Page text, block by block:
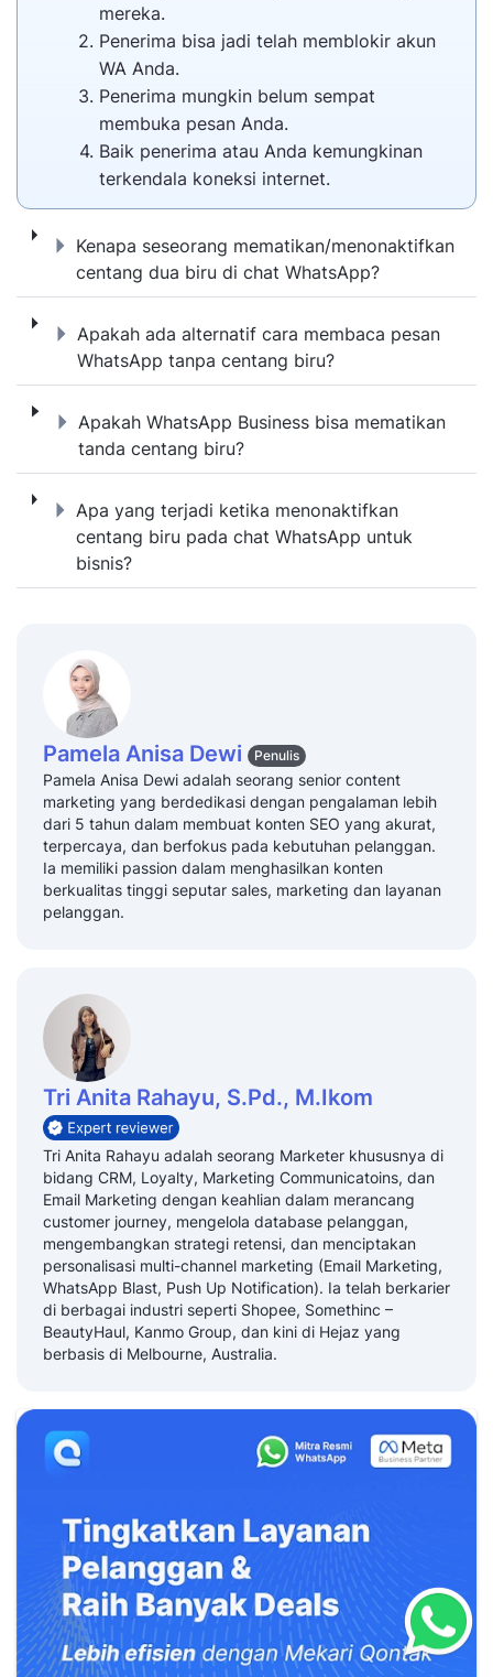
mereka.
Penerima bisa jadi telah memblokir akun
WA Anda.
Penerima mungkin belum sempat
membuka pesan Anda.
Baik penerima atau Anda kemungkinan
terkendala koneksi internet.
Kenapa seseorang mematikan/menonaktifkan
centang dua biru di chat WhatsApp?
Kenapa seseorang mematikan/
Apakah ada alternatif cara membaca pesan
WhatsApp tanpa centang biru?
Apakah ada alternatif cara membaca
Apakah WhatsApp Business bisa mematikan
tanda centang biru?
Apakah WhatsApp Business bisa
Apa yang terjadi ketika menonaktifkan
centang biru pada chat WhatsApp untuk
bisnis?
Apa yang terjadi ketika menonaktifkan
Pamela Anisa Dewi Penulis
Pamela Anisa Dewi adalah seorang senior content
marketing yang berdedikasi dengan pengalaman lebih
dari 5 tahun dalam membuat konten SEO yang akurat,
terpercaya, dan berfokus pada kebutuhan pelanggan.
Ia memiliki passion dalam menghasilkan konten
berkualitas tinggi seputar sales, marketing dan layanan
pelanggan.
Tri Anita Rahayu, S.Pd., M.Ikom
Tri Anita Rahayu adalah seorang Marketer khususnya di
bidang CRM, Loyalty, Marketing Communicatoins, dan
Email Marketing dengan keahlian dalam merancang
customer journey, mengelola database pelanggan,
mengembangkan strategi retensi, dan menciptakan
personalisasi multi-channel marketing (Email Marketing,
WhatsApp Blast, Push Up Notification). Ia telah berkarier
di berbagai industri seperti Shopee, Somethinc –
BeautyHaul, Kanmo Group, dan kini di Hejaz yang
berbasis di Melbourne, Australia.